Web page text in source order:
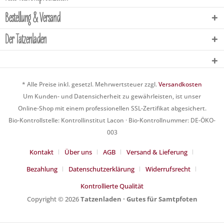
Bestellung & Versand
Der Tatzenladen
* Alle Preise inkl. gesetzl. Mehrwertsteuer zzgl.Versandkosten
Um Kunden- und Datensicherheit zu gewährleisten, ist unser
Online-Shop mit einem professionellen SSL-Zertifikat abgesichert.
Bio-Kontrollstelle: Kontrollinstitut Lacon · Bio-Kontrollnummer: DE-ÖKO-
003
Kontakt Über uns AGB
Versand & Lieferung
Bezahlung
Datenschutzerklärung
Widerrufsrecht
Kontrollierte Qualität
Copyright © 2026Tatzenladen · Gutes für Samtpfoten